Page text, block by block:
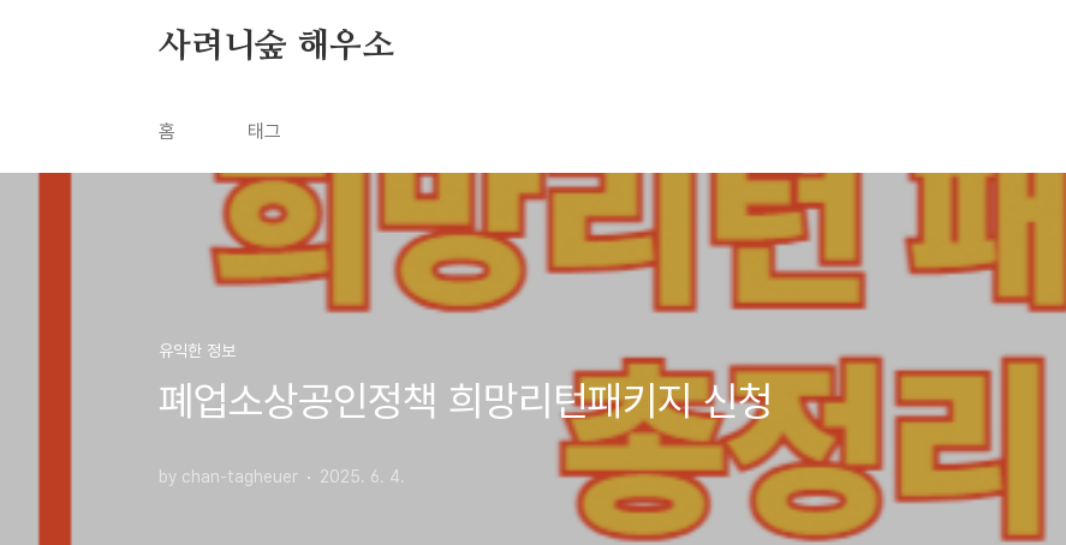
사려니숲 해우소
홈 태그
유익한 정보
폐업소상공인정책 희망리턴패키지 신청
by chan-tagheuer 2025. 6. 4.